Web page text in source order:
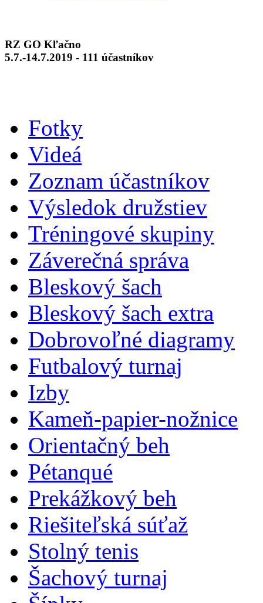
RZ GO Kľačno
5.7.-14.7.2019 - 111 účastníkov
Fotky
Videá
Zoznam účastníkov
Výsledok družstiev
Tréningové skupiny
Záverečná správa
Bleskový šach
Bleskový šach extra
Dobrovoľné diagramy
Futbalový turnaj
Izby
Kameň-papier-nožnice
Orientačný beh
Pétanqué
Prekážkový beh
Riešiteľská súťaž
Stolný tenis
Šachový turnaj